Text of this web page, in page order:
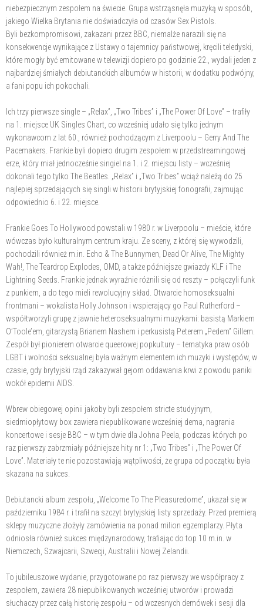
niebezpiecznym zespołem na świecie. Grupa wstrząsnęła muzyką w sposób,
jakiego Wielka Brytania nie doświadczyła od czasów Sex Pistols.
Byli bezkompromisowi, zakazani przez BBC, niemalże narazili się na
konsekwencje wynikające z Ustawy o tajemnicy państwowej, kręcili teledyski,
które mogły być emitowane w telewizji dopiero po godzinie 22., wydali jeden z
najbardziej śmiałych debiutanckich albumów w historii, w dodatku podwójny,
a fani popu ich pokochali.
Ich trzy pierwsze single – „Relax”, „Two Tribes” i „The Power Of Love” – trafiły
na 1. miejsce UK Singles Chart, co wcześniej udało się tylko jednym
wykonawcom z lat 60., również pochodzącym z Liverpoolu – Gerry And The
Pacemakers. Frankie byli dopiero drugim zespołem w przedstreamingowej
erze, który miał jednocześnie singiel na 1. i 2. miejscu listy – wcześniej
dokonali tego tylko The Beatles. „Relax” i „Two Tribes” wciąż należą do 25
najlepiej sprzedających się singli w historii brytyjskiej fonografii, zajmując
odpowiednio 6. i 22. miejsce.
Frankie Goes To Hollywood powstali w 1980 r. w Liverpoolu – mieście, które
wówczas było kulturalnym centrum kraju. Ze sceny, z której się wywodzili,
pochodzili również m.in. Echo & The Bunnymen, Dead Or Alive, The Mighty
Wah!, The Teardrop Explodes, OMD, a także późniejsze gwiazdy KLF i The
Lightning Seeds. Frankie jednak wyraźnie różnili się od reszty – połączyli funk
z punkiem, a do tego mieli rewolucyjny skład. Otwarcie homoseksualni
frontmani – wokalista Holly Johnson i wspierający go Paul Rutherford –
współtworzyli grupę z jawnie heteroseksualnymi muzykami: basistą Markiem
O’Toole’em, gitarzystą Brianem Nashem i perkusistą Peterem „Pedem” Gillem.
Zespół był pionierem otwarcie queerowej popkultury – tematyka praw osób
LGBT i wolności seksualnej była ważnym elementem ich muzyki i występów, w
czasie, gdy brytyjski rząd zakazywał gejom oddawania krwi z powodu paniki
wokół epidemii AIDS.
Wbrew obiegowej opinii jakoby byli zespołem stricte studyjnym,
siedmiopłytowy box zawiera niepublikowane wcześniej dema, nagrania
koncertowe i sesje BBC – w tym dwie dla Johna Peela, podczas których po
raz pierwszy zabrzmiały późniejsze hity nr 1: „Two Tribes” i „The Power Of
Love”. Materiały te nie pozostawiają wątpliwości, że grupa od początku była
skazana na sukces.
Debiutancki album zespołu, „Welcome To The Pleasuredome”, ukazał się w
październiku 1984 r. i trafił na szczyt brytyjskiej listy sprzedaży. Przed premierą
sklepy muzyczne złożyły zamówienia na ponad milion egzemplarzy. Płyta
odniosła również sukces międzynarodowy, trafiając do top 10 m.in. w
Niemczech, Szwajcarii, Szwecji, Australii i Nowej Zelandii.
To jubileuszowe wydanie, przygotowane po raz pierwszy we współpracy z
zespołem, zawiera 28 niepublikowanych wcześniej utworów i prowadzi
słuchaczy przez całą historię zespołu – od wczesnych demówek i sesji dla